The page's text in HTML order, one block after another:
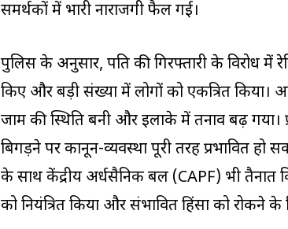
समर्थकों में भारी नाराजगी फैल गई।
पुलिस के अनुसार, पति की गिरफ्तारी के विरोध में
किए और बड़ी संख्या में लोगों को एकत्रित किया।
जाम की स्थिति बनी और इलाके में तनाव बढ़
बिगड़ने पर कानून-व्यवस्था पूरी तरह प्रभावित
के साथ केंद्रीय अर्धसैनिक बल (CAPF) भी तैनात
को नियंत्रित किया और संभावित हिंसा को रोकने के